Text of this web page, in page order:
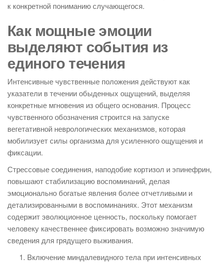
к конкретной пониманию случающегося.
Как мощные эмоции
выделяют события из
единого течения
Интенсивные чувственные положения действуют как
указатели в течении обыденных ощущений, выделяя
конкретные мгновения из общего основания. Процесс
чувственного обозначения строится на запуске
вегетативной неврологических механизмов, которая
мобилизует силы организма для усиленного ощущения и
фиксации.
Стрессовые соединения, наподобие кортизол и эпинефрин,
повышают стабилизацию воспоминаний, делая
эмоционально богатые явления более отчетливыми и
детализированными в воспоминаниях. Этот механизм
содержит эволюционное ценность, поскольку помогает
человеку качественнее фиксировать возможно значимую
сведения для грядущего выживания.
Включение миндалевидного тела при интенсивных